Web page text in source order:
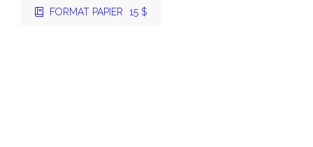
FORMAT PAPIER 15 $